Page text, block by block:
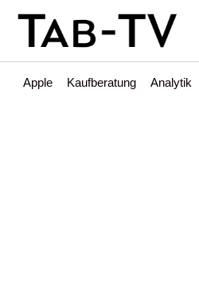
Apple Kaufberatung Analytik